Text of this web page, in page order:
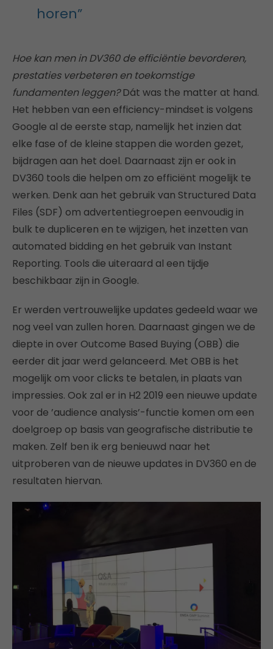
horen”
Hoe kan men in DV360 de efficiëntie bevorderen,
prestaties verbeteren en toekomstige
fundamenten leggen?Dát was the matter at hand.
Het hebben van een efficiency-mindset is volgens
Google al de eerste stap, namelijk het inzien dat
elke fase of de kleine stappen die worden gezet,
bijdragen aan het doel. Daarnaast zijn er ook in
DV360 tools die helpen om zo efficiënt mogelijk te
werken. Denk aan het gebruik van Structured Data
Files (SDF) om advertentiegroepen eenvoudig in
bulk te dupliceren en te wijzigen, het inzetten van
automated bidding en het gebruik van Instant
Reporting. Tools die uiteraard al een tijdje
beschikbaar zijn in Google.
Er werden vertrouwelijke updates gedeeld waar we
nog veel van zullen horen. Daarnaast gingen we de
diepte in over Outcome Based Buying (OBB) die
eerder dit jaar werd gelanceerd. Met OBB is het
mogelijk om voor clicks te betalen, in plaats van
impressies. Ook zal er in H2 2019 een nieuwe update
voor de ’audience analysis’-functie komen om een
doelgroep op basis van geografische distributie te
maken. Zelf ben ik erg benieuwd naar het
uitproberen van de nieuwe updates in DV360 en de
resultaten hiervan.